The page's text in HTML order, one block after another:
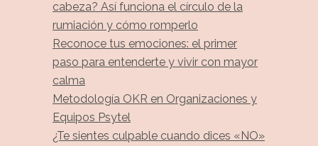
cabeza? Así funciona el círculo de la
rumiación y cómo romperlo
Reconoce tus emociones: el primer
paso para entenderte y vivir con mayor
calma
Metodología OKR en Organizaciones y
Equipos Psytel
¿Te sientes culpable cuando dices «NO»